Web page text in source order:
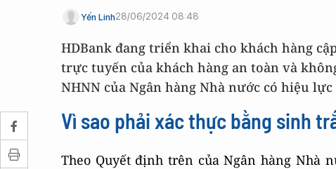
Yến Linh28/06/2024 08:48
HDBank đang triển khai cho khách hàng
trực tuyến của khách hàng an toàn và
NHNN của Ngân hàng Nhà nước có hiệu lực
Vì sao phải xác thực bằng sinh
Theo Quyết định trên của Ngân hàng Nhà